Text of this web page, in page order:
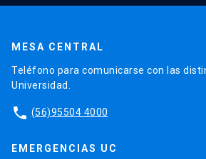
MESA CENTRAL
Teléfono para comunicarse con las
Universidad.
phone (56)95504 4000
EMERGENCIAS UC